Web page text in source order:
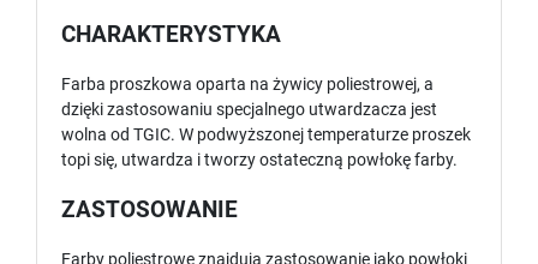
CHARAKTERYSTYKA
Farba proszkowa oparta na żywicy poliestrowej, a
dzięki zastosowaniu specjalnego utwardzacza jest
wolna od TGIC. W podwyższonej temperaturze proszek
topi się, utwardza i tworzy ostateczną powłokę farby.
ZASTOSOWANIE
Farby poliestrowe znajdują zastosowanie jako powłoki